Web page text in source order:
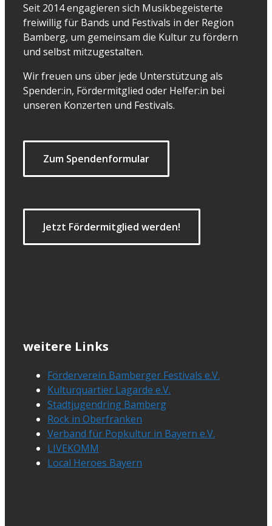
Seit 2014 engagieren sich Musikbegeisterte
freiwillig für Bands und Festivals in der Region
Bamberg, um gemeinsam die Kultur zu fördern
und selbst mitzugestalten.
Wir freuen uns über jede Unterstützung als
Spender:in, Fördermitglied oder Helfer:in bei
unseren Konzerten und Festivals.
Zum Spendenformular
Jetzt Fördermitglied werden!
weitere Links
Förderverein Bamberger Festivals e.V.
Kulturquartier Lagarde e.V.
Stadtjugendring Bamberg
Rock in Oberfranken
Verband für Popkultur in Bayern e.V.
LIVEKOMM
Local Heroes Bayern